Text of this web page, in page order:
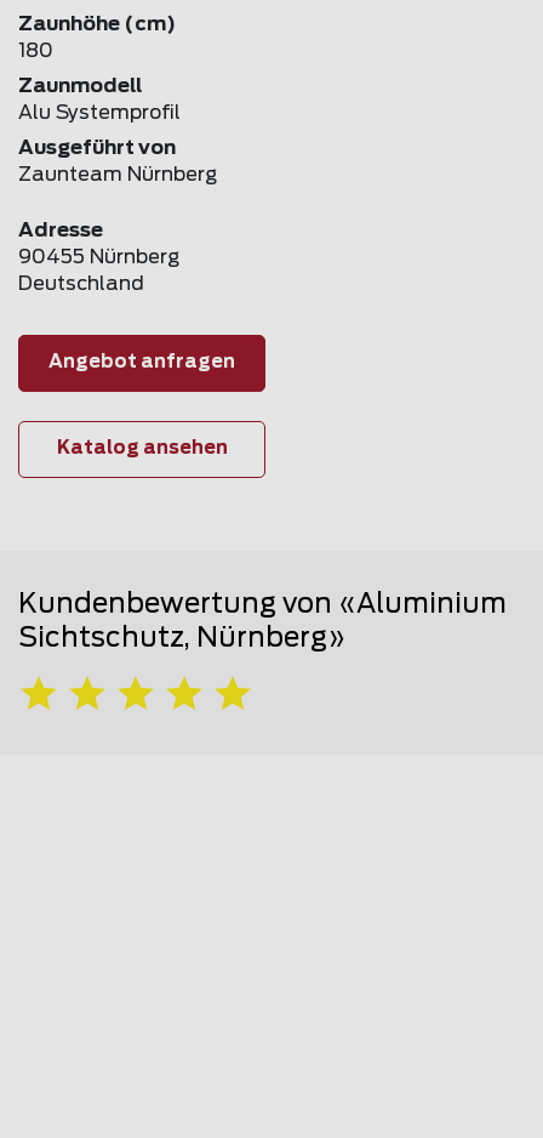
Zaunhöhe (cm)
180
Zaunmodell
Alu Systemprofil
Ausgeführt von
Zaunteam Nürnberg
Adresse
90455 Nürnberg
Deutschland
Angebot anfragen
Katalog ansehen
Kundenbewertung von «Aluminium
Sichtschutz, Nürnberg»